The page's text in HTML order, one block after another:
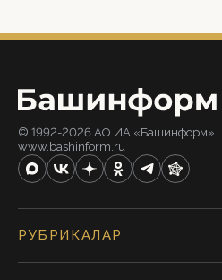
© 1992-2026 АО ИА «Башинформ».
www.bashinform.ru
РУБРИКАЛАР